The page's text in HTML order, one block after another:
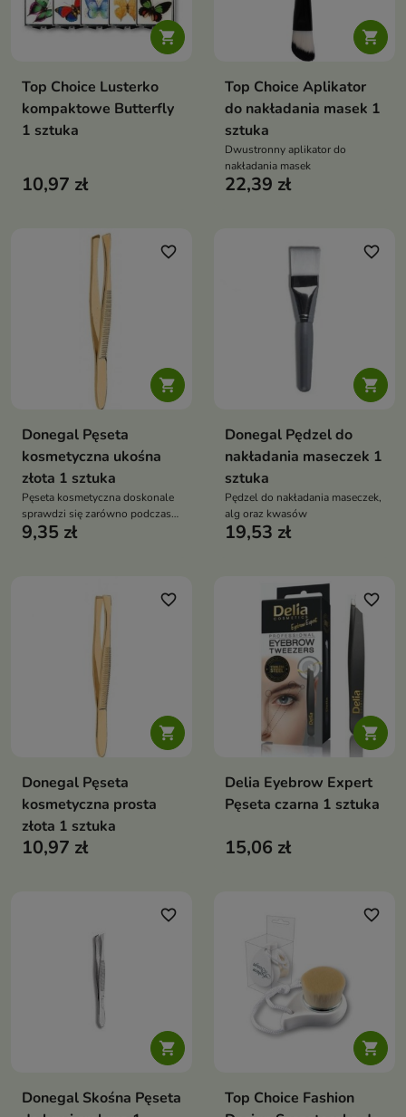

Top Choice Lusterko
kompaktowe Butterfly
1 sztuka
10,97 zł

Top Choice Aplikator
do nakładania masek 1
sztuka
Dwustronny aplikator do
nakładania masek
22,39 zł

favorite_border
Donegal Pęseta
kosmetyczna ukośna
złota 1 sztuka
Pęseta kosmetyczna doskonale
sprawdzi się zarówno podczas
zabiegów domowych
9,35 zł

favorite_border
Donegal Pędzel do
nakładania maseczek 1
sztuka
Pędzel do nakładania maseczek,
alg oraz kwasów
19,53 zł

favorite_border
Donegal Pęseta
kosmetyczna prosta
złota 1 sztuka
10,97 zł

favorite_border
Delia Eyebrow Expert
Pęseta czarna 1 sztuka
15,06 zł

favorite_border
Donegal Skośna Pęseta

favorite_border
Top Choice Fashion